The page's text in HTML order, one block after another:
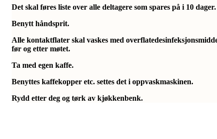
Det skal føres liste over alle deltagere som spares på i 10 dager.
Benytt håndsprit.
Alle kontaktflater skal vaskes med
før og etter møtet.
Ta med egen kaffe.
Benyttes kaffekopper etc. settes det i oppvaskmaskinen.
Rydd etter deg og tørk av kjøkkenbenk.